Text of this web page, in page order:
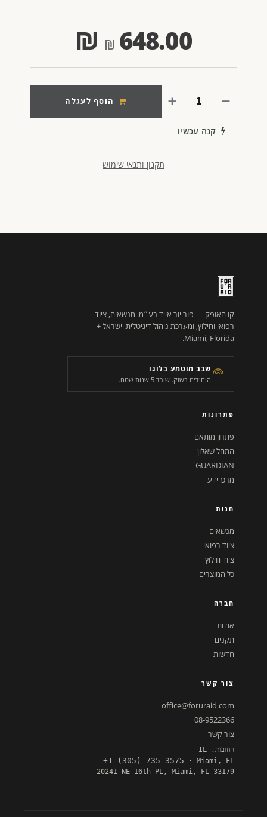
648.00
₪
הוסף לעגלה
קנה עכשיו
תקנון ותנאי שימוש
קו האופק — פור יור אייד בע״מ. מנשאים, ציוד
רפואי וחילוץ, ומערכת ניהול דיגיטלית. ישראל +
Miami, Florida.
שבב מוטמע בלוגו
היחידים בשוק. שורד 5 שנות שטח.
פתרונות
פתרון מותאם
התחל שאלון
GUARDIAN
מרכז ידע
חנות
מנשאים
ציוד רפואי
ציוד חילוץ
כל המוצרים
חברה
אודות
תקנים
חדשות
צור קשר
office@foruraid.com
08-9522366
צור קשר
רחובות, IL
+1 (305) 735-3575 · Miami, FL
20241 NE 16th PL, Miami, FL 33179